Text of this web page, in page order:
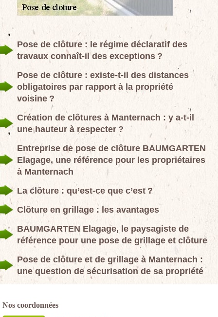
Pose de clôture : le régime déclaratif des
travaux connaît-il des exceptions ?
Pose de clôture : existe-t-il des distances
obligatoires par rapport à la propriété
voisine ?
Création de clôtures à Manternach : y a-t-il
une hauteur à respecter ?
Entreprise de pose de clôture BAUMGARTEN
Elagage, une référence pour les propriétaires
à Manternach
La clôture : qu’est-ce que c’est ?
Clôture en grillage : les avantages
BAUMGARTEN Elagage, le paysagiste de
référence pour une pose de grillage et clôture
Pose de clôture et de grillage à Manternach :
une question de sécurisation de sa propriété
Nos coordonnées